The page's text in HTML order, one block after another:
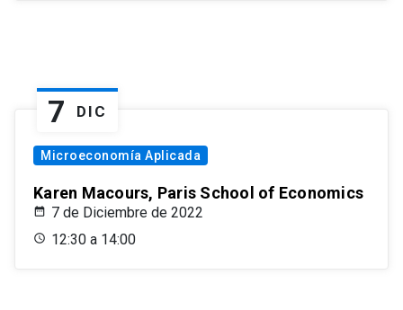
7 DIC
Microeconomía Aplicada
Karen Macours, Paris School of Economics
7 de Diciembre de 2022
12:30 a 14:00